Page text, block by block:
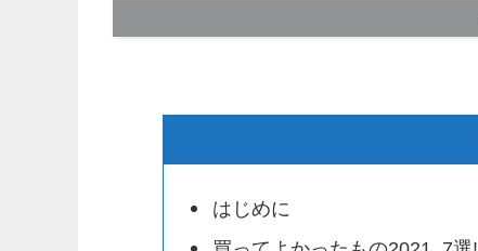
はじめに